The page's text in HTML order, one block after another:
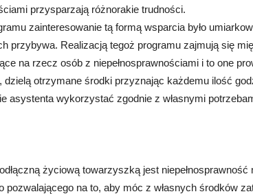
przysparzają różnorakie trudności.
zainteresowanie tą formą wsparcia było
przybywa. Realizacją tegoż programu zajmują się
na rzecz osób z niepełnosprawnościami i to one
dzielą otrzymane środki przyznając każdemu ilość
asystenta wykorzystać zgodnie z własnymi
życiową towarzyszką jest niepełnosprawność
pozwalającego na to, aby móc z własnych środków